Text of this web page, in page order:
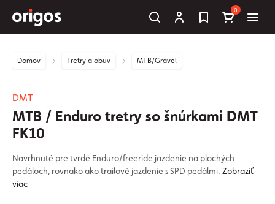
0
Domov Tretry a obuv MTB/Gravel
DMT
MTB / Enduro tretry so šnúrkami DMT
FK10
Navrhnuté pre tvrdé Enduro/freeride jazdenie na plochých
pedáloch, rovnako ako trailové jazdenie s SPD pedálmi. Zobraziť
viac